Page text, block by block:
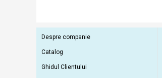
Despre companie
Catalog
Ghidul Clientului